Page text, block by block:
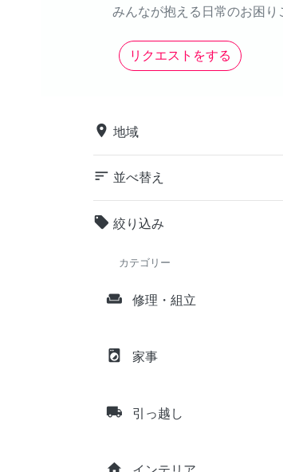
みんなが抱える日常のお困り
リクエストをする
place 地域
sort 並べ替え
local_offer 絞り込み
カテゴリー
weekend 修理・組立
local_laundry_service 家事
local_shipping 引っ越し
home